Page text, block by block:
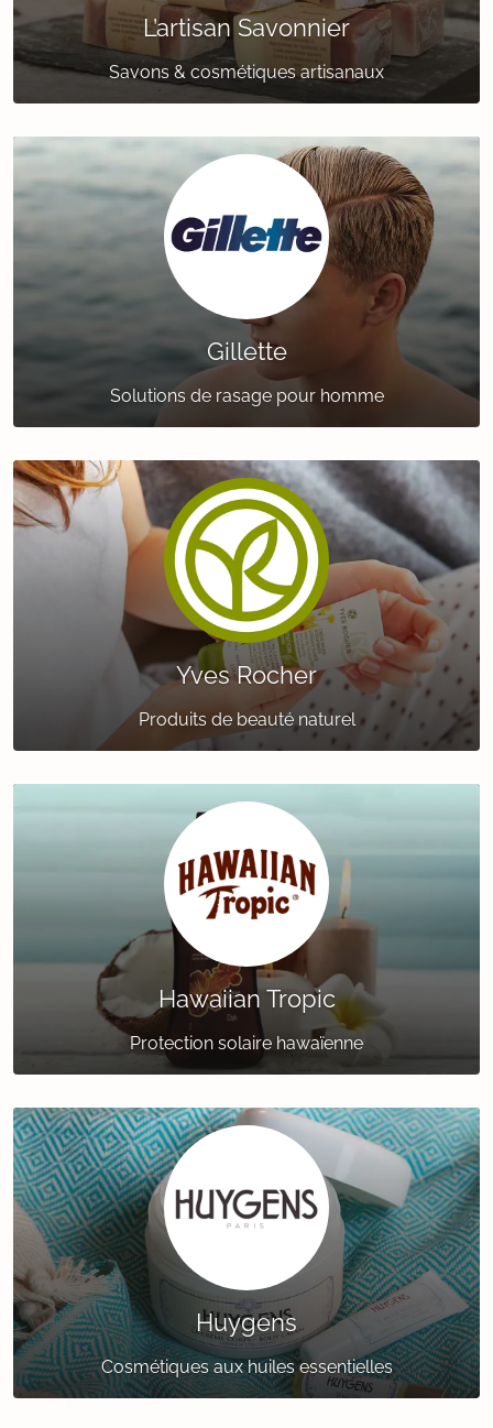
L’artisan Savonnier
Savons & cosmétiques artisanaux
Gillette
Solutions de rasage pour homme
Yves Rocher
Produits de beauté naturel
Hawaiian Tropic
Protection solaire hawaïenne
Huygens
Cosmétiques aux huiles essentielles